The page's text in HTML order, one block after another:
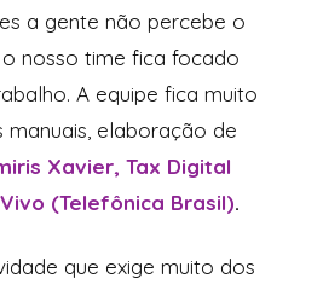
a gente não percebe o
nosso time fica focado
A equipe fica muito
elaboração de
Xavier, Tax Digital
(Telefônica Brasil).
que exige muito dos